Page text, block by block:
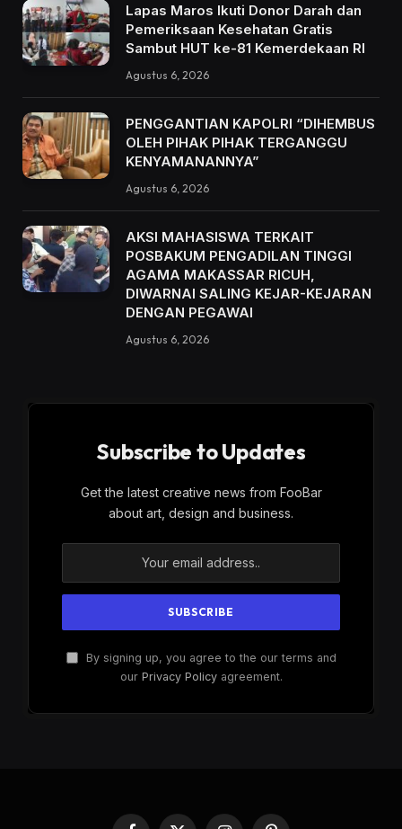
Lapas Maros Ikuti Donor Darah dan
Pemeriksaan Kesehatan Gratis
Sambut HUT ke-81 Kemerdekaan RI
Agustus 6, 2026
PENGGANTIAN KAPOLRI “DIHEMBUS
OLEH PIHAK PIHAK TERGANGGU
KENYAMANANNYA”
Agustus 6, 2026
AKSI MAHASISWA TERKAIT
POSBAKUM PENGADILAN TINGGI
AGAMA MAKASSAR RICUH,
DIWARNAI SALING KEJAR-KEJARAN
DENGAN PEGAWAI
Agustus 6, 2026
Subscribe to Updates
Get the latest creative news from FooBar
about art, design and business.
By signing up, you agree to the our terms and
our Privacy Policyagreement.